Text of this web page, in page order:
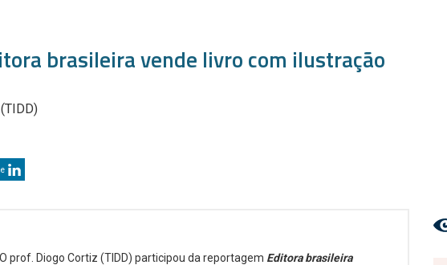
brasileira vende livro com ilustração
O prof. Diogo Cortiz (TIDD) participou da reportagem Editora brasileira